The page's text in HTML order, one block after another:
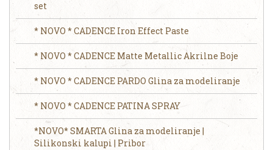
set
* NOVO * CADENCE Iron Effect Paste
* NOVO * CADENCE Matte Metallic Akrilne Boje
* NOVO * CADENCE PARDO Glina za modeliranje
* NOVO * CADENCE PATINA SPRAY
*NOVO* SMARTA Glina za modeliranje |
Silikonski kalupi | Pribor